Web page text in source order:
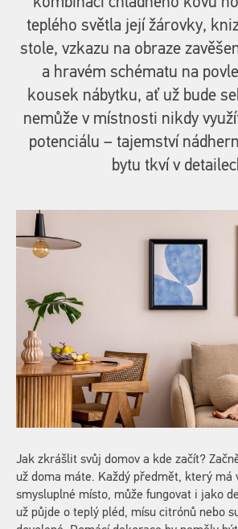
teplého světla její žárovky,
stole, vzkazu na obraze
a hravém schématu na
kousek nábytku, ať už bude
nemůže v místnosti nikdy
potenciálu – tajemství
bytu tkví v
Jak zkrášlit svůj domov a kde začít?
už doma máte. Každý předmět, který má
smysluplné místo, může fungovat i jako
už půjde o teplý pléd, mísu citrónů nebo